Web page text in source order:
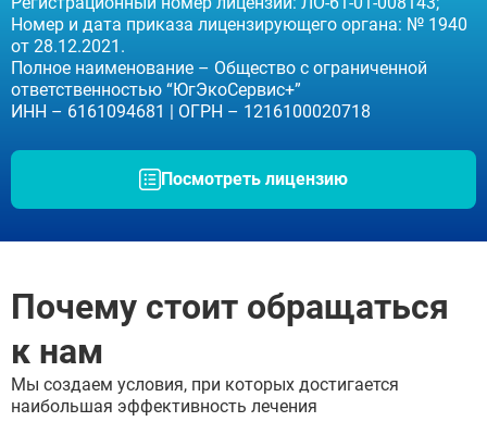
Номер и дата приказа лицензирующего органа: № 1940
от 28.12.2021.
Полное наименование – Общество с ограниченной
ответственностью “ЮгЭкоСервис+”
ИНН – 6161094681 | ОГРН – 1216100020718
Посмотреть лицензию
Почему стоит обращаться
к нам
Мы создаем условия, при которых достигается
наибольшая эффективность лечения
ВЫЗВАТЬ ВРАЧА
Отправить
Оставляя заявку Вы соглашаетесь с
Оставляя заявку Вы соглашаетесь с
ЗАПОЛНИТЕ ФОРМУ
конфиденциальности
Сергиев Посад
Серпухов
Химки
Чехов
Щёлково
Котельники
Электроугли
Павловский Посад
Ступино
Дзержинский
Солнечногорск
Краснознаменск
Кашира
Апрелевка
Звенигород